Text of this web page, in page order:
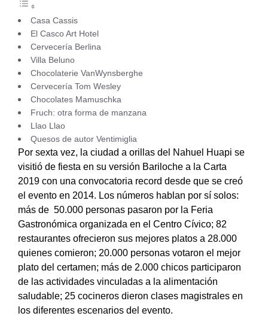
Casa Cassis
El Casco Art Hotel
Cervecería Berlina
Villa Beluno
Chocolaterie VanWynsberghe
Cervecería Tom Wesley
Chocolates Mamuschka
Fruch: otra forma de manzana
Llao Llao
Quesos de autor Ventimiglia
Por sexta vez, la ciudad a orillas del Nahuel Huapi se
visitió de fiesta en su versión Bariloche a la Carta
2019 con una convocatoria record desde que se creó
el evento en 2014. Los números hablan por sí solos:
más de 50.000 personas pasaron por la Feria
Gastronómica organizada en el Centro Cívico; 82
restaurantes ofrecieron sus mejores platos a 28.000
quienes comieron; 20.000 personas votaron el mejor
plato del certamen; más de 2.000 chicos participaron
de las actividades vinculadas a la alimentación
saludable; 25 cocineros dieron clases magistrales en
los diferentes escenarios del evento.